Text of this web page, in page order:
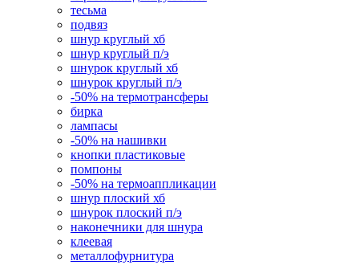
тесьма
подвяз
шнур круглый хб
шнур круглый п/э
шнурок круглый хб
шнурок круглый п/э
-50% на термотрансферы
бирка
лампасы
-50% на нашивки
кнопки пластиковые
помпоны
-50% на термоаппликации
шнур плоский хб
шнурок плоский п/э
наконечники для шнура
клеевая
металлофурнитура